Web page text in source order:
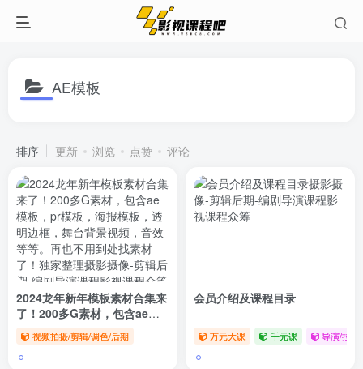
AE模板
排序 更新 浏览 点赞 评论
2024龙年新年模板素材合集来
了！200多G素材，包含ae模
板，pr模板，海报模板，透明
边框，舞台背景视频，音效等
等。再也不用到处找素材了！
视频拍摄/剪辑/调色/后期
会员介绍及课程目录
万元大课 千元课 导演/拉片